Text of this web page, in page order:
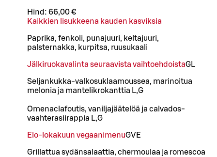
Hind: 66,00 €
Kaikkien lisukkeena kauden kasviksia
Paprika, fenkoli, punajuuri, keltajuuri,
palsternakka, kurpitsa, ruusukaali
Jälkiruokavalinta seuraavista vaihtoehdoistaGL
Seljankukka-valkosuklaamoussea, marinoitua
melonia ja mantelikrokanttia L,G
Omenaclafoutis, vaniljajäätelöä ja calvados-
vaahterasiirappia L,G
Elo-lokakuun vegaanimenuGVE
Grillattua sydänsalaattia, chermoulaa ja romescoa